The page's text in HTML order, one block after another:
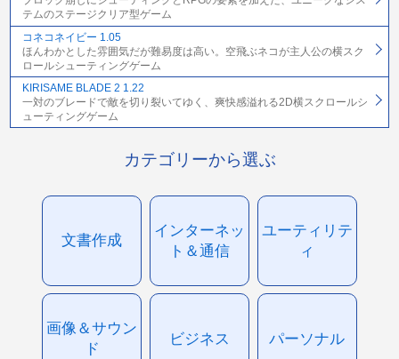
テムのステージクリア型ゲーム
コネコネイビー 1.05
ほんわかとした雰囲気だが難易度は高い。空飛ぶネコが主人公の横スク
ロールシューティングゲーム
KIRISAME BLADE 2 1.22
一対のブレードで敵を切り裂いてゆく、爽快感溢れる2D横スクロールシ
ューティングゲーム
カテゴリーから選ぶ
文書作成
インターネッ
ト＆通信
ユーティリテ
ィ
画像＆サウン
ド
ビジネス パーソナル